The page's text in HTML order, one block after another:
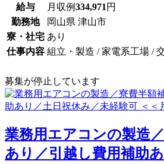
給与 月収例334,971 円
勤務地
岡山県 津山市
寮・社宅 あり
仕事内容 組立・製造 / 家電系工場 /
募集が停止しています
業務用エアコンの製造
あり／引越し費用補助